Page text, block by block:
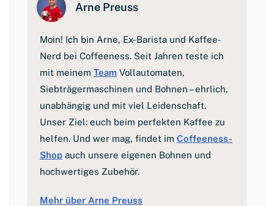
Arne Preuss
Moin! Ich bin Arne, Ex-Barista und Kaffee-
Nerd bei Coffeeness. Seit Jahren teste ich
mit meinem Team Vollautomaten,
Siebträgermaschinen und Bohnen – ehrlich,
unabhängig und mit viel Leidenschaft.
Unser Ziel: euch beim perfekten Kaffee zu
helfen. Und wer mag, findet im Coffeeness-
Shop auch unsere eigenen Bohnen und
hochwertiges Zubehör.
Mehr über Arne Preuss